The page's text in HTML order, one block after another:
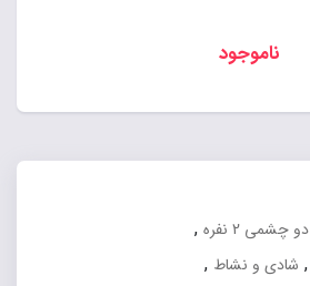
ناموجود
دو چشمی 2 نفره ,
, شادی و نشاط ,